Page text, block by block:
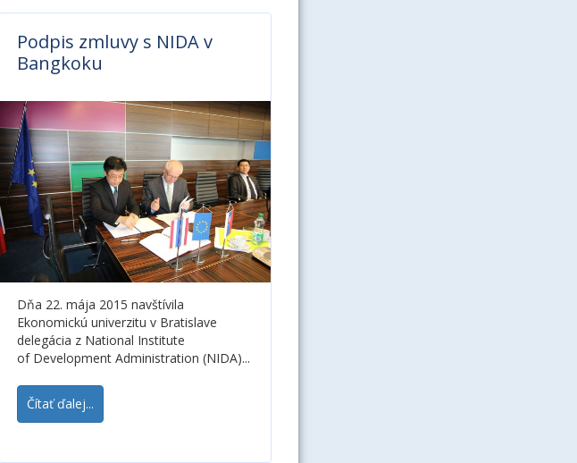
Podpis zmluvy s NIDA v
Bangkoku
Dňa 22. mája 2015 navštívila
Ekonomickú univerzitu v Bratislave
delegácia z National Institute
of Development Administration (NIDA)...
Čítať ďalej...